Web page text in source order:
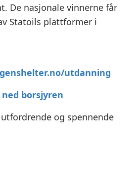
De nasjonale vinnerne får
Statoils plattformer i
utdanning
borsjyren
og spennende